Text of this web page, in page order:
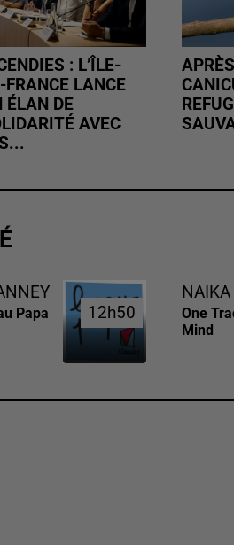
: L’ÎLE-
FRANCE LANCE
ÉLAN DE
AVEC
Papa 12h50
12h50
NAIKA
One
Mind